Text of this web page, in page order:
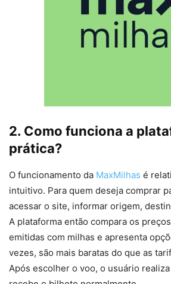
2. Como funciona a
prática?
O funcionamento da MaxMilhas é
intuitivo. Para quem deseja comprar
acessar o site, informar origem,
A plataforma então compara os
emitidas com milhas e apresenta
vezes, são mais baratas do que as
Após escolher o voo, o usuário